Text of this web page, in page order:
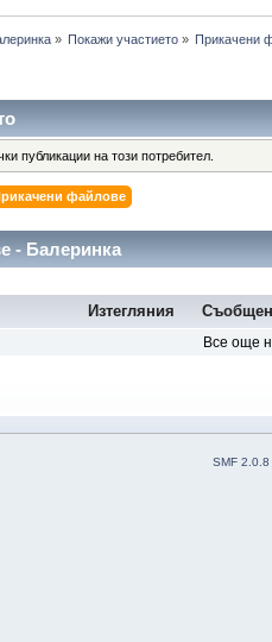
» Покажи участието» Прикачени
публикации на този потребител.
файлове
- Балеринка
Изтегляния
Все още
SMF 2.0.8